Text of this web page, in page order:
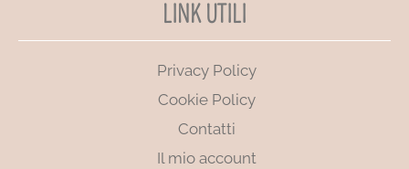
LINK UTILI
Privacy Policy
Cookie Policy
Contatti
Il mio account